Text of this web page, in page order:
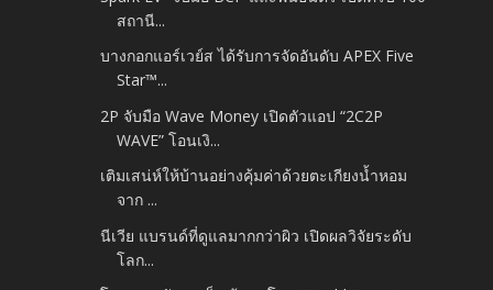
สถานี...
บางกอกแอร์เวย์ส ได้รับการจัดอันดับ APEX Five
Star™...
2P จับมือ Wave Money เปิดตัวแอป “2C2P
WAVE” โอนเงิ...
เติมเสน่ห์ให้บ้านอย่างคุ้มค่าด้วยตะเกียงน้ำหอม
จาก ...
นีเวีย แบรนด์ที่ดูแลมากกว่าผิว เปิดผลวิจัยระดับ
โลก...